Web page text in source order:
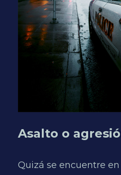
Asalto o
Quizá se encuentre